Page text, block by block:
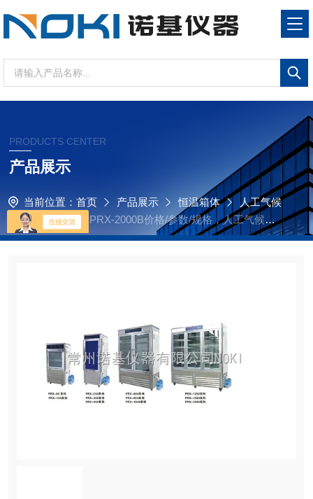
PRODUCTS CENTER
产品展示
当前位置： 首页 产品展示 恒温箱体
人工气候
人工气候箱PRX-2000B价格/参数/规格，人工气候箱P
RX-2000B专业制造厂家